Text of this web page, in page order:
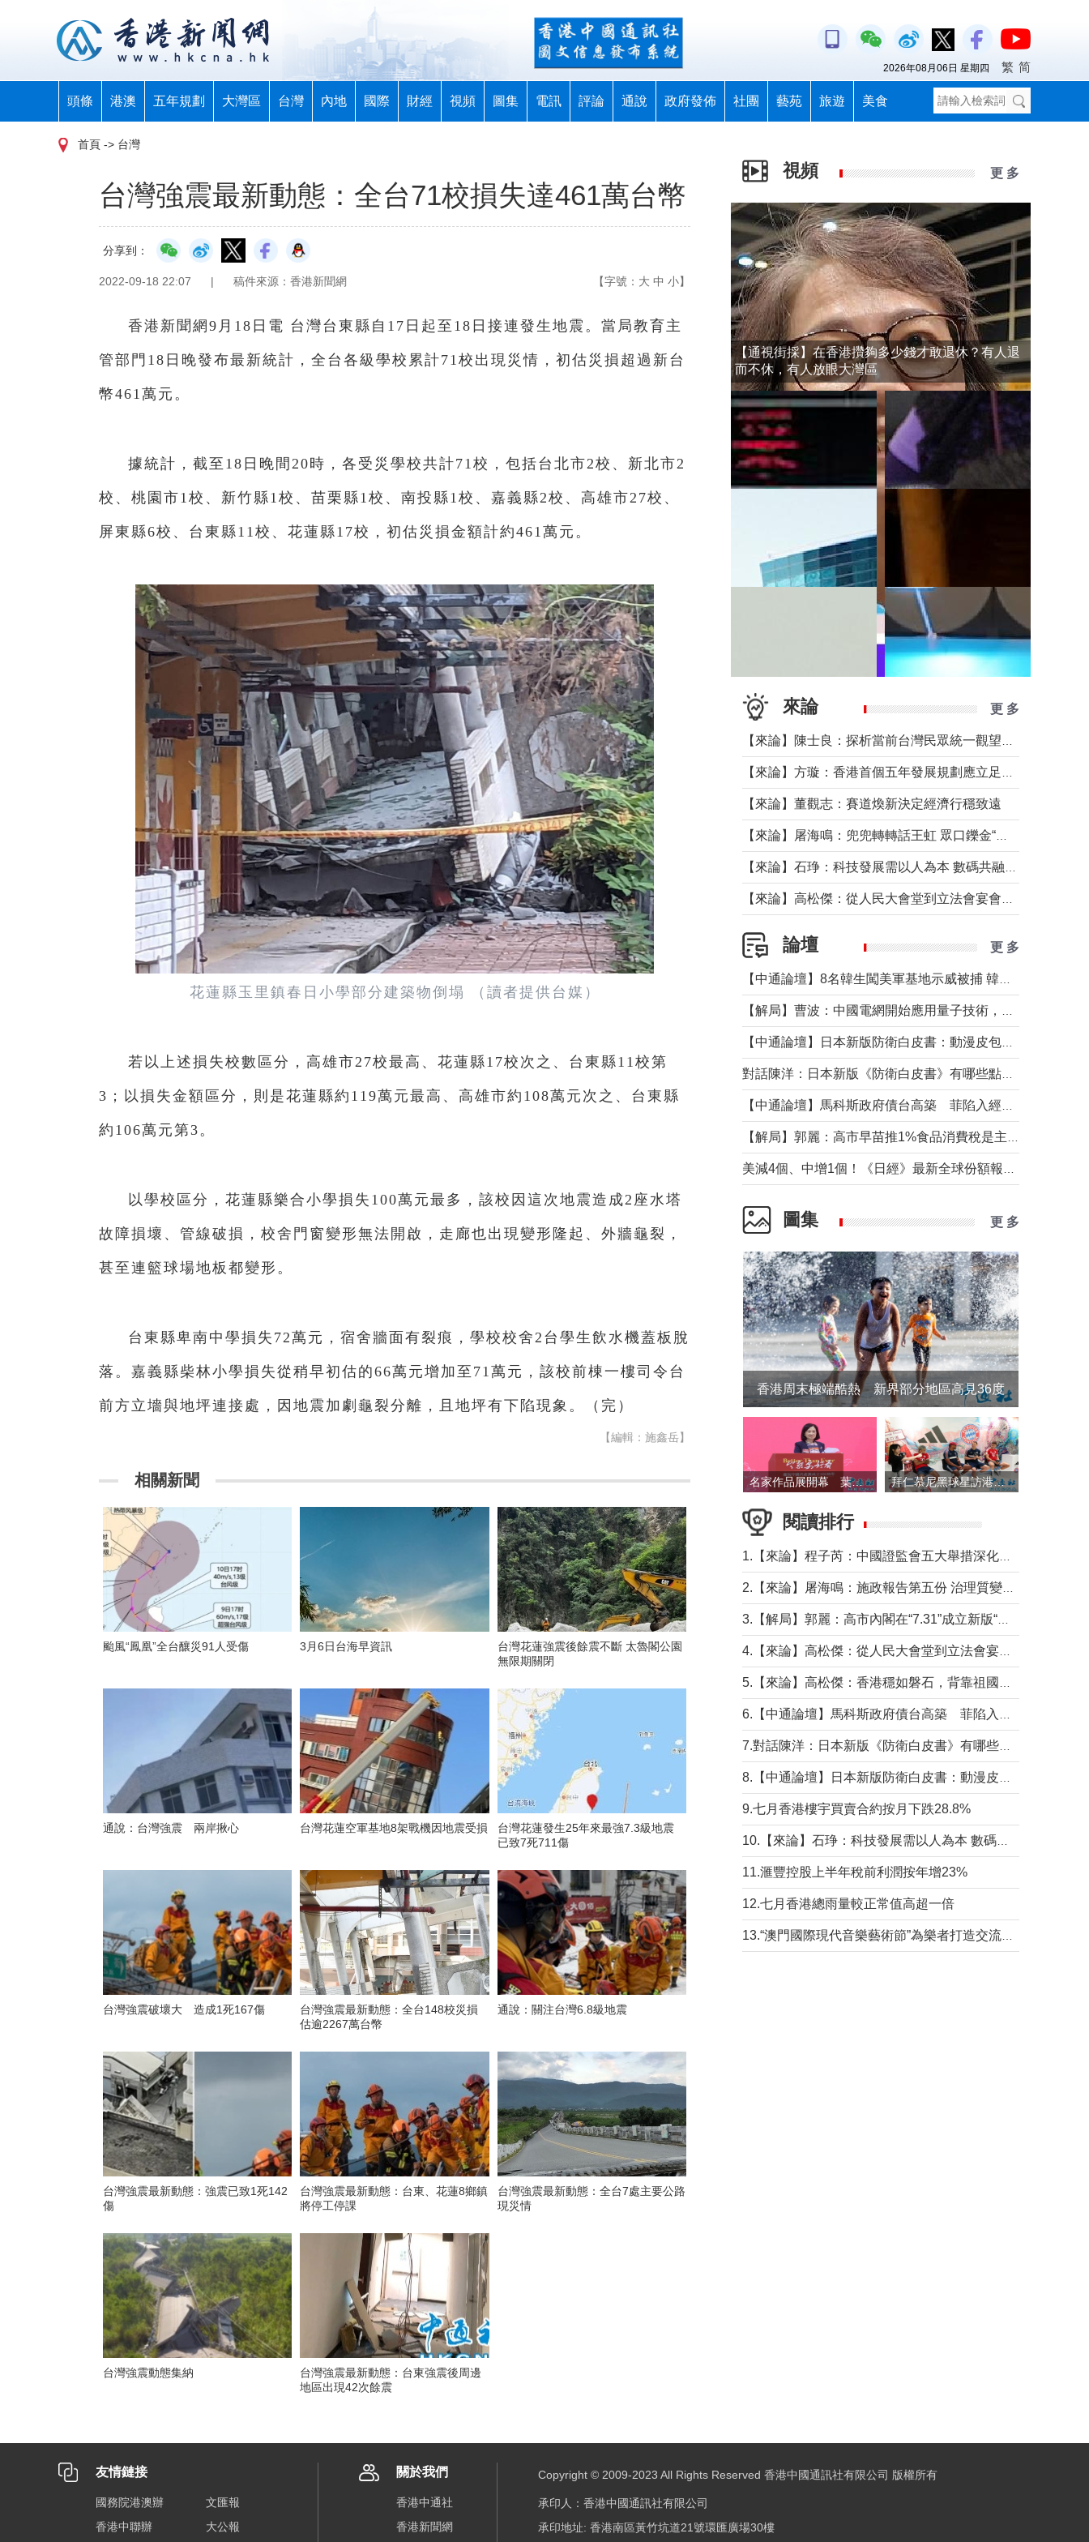
頭條 港澳 五年規劃 大灣區 台灣 內地 國際 財經 視頻 圖集 電訊 評論 通說 政府發佈 社團 藝苑 旅遊 美食
2026年08月06日 星期四 繁 简
首頁 -> 台灣
台灣強震最新動態：全台71校損失達461萬台幣
分享到：
2022-09-18 22:07 | 稿件來源：香港新聞網 【字號： 大 中 小】
香港新聞網9月18日電 台灣台東縣自17日起至18日接連發生地震。當局教育主
管部門18日晚發布最新統計，全台各級學校累計71校出現災情，初估災損超過新台
幣461萬元。
據統計，截至18日晚間20時，各受災學校共計71校，包括台北市2校、新北市2
校、桃園市1校、新竹縣1校、苗栗縣1校、南投縣1校、嘉義縣2校、高雄市27校、
屏東縣6校、台東縣11校、花蓮縣17校，初估災損金額計約461萬元。
花蓮縣玉里鎮春日小學部分建築物倒塌 （讀者提供台媒）
若以上述損失校數區分，高雄市27校最高、花蓮縣17校次之、台東縣11校第
3；以損失金額區分，則是花蓮縣約119萬元最高、高雄市約108萬元次之、台東縣
約106萬元第3。
以學校區分，花蓮縣樂合小學損失100萬元最多，該校因這次地震造成2座水塔
故障損壞、管線破損，校舍門窗變形無法開啟，走廊也出現變形隆起、外牆龜裂，
甚至連籃球場地板都變形。
台東縣卑南中學損失72萬元，宿舍牆面有裂痕，學校校舍2台學生飲水機蓋板脫
落。嘉義縣柴林小學損失從稍早初估的66萬元增加至71萬元，該校前棟一樓司令台
前方立墻與地坪連接處，因地震加劇龜裂分離，且地坪有下陷現象。（完）
【編輯：施鑫岳】
相關新聞
颱風“鳳凰”全台釀災91人受傷 3月6日台海早資訊
台灣花蓮強震後餘震不斷 太魯閣公園
無限期關閉
通說：台灣強震 兩岸揪心 台灣花蓮空軍基地8架戰機因地震受損
台灣花蓮發生25年來最強7.3級地震
已致7死711傷
台灣強震破壞大 造成1死167傷
台灣強震最新動態：全台148校災損
估逾2267萬台幣
通說：關注台灣6.8級地震
台灣強震最新動態：強震已致1死142
傷
台灣強震最新動態：台東、花蓮8鄉鎮
將停工停課
台灣強震最新動態：全台7處主要公路
現災情
台灣強震動態集納
台灣強震最新動態：台東強震後周邊
地區出現42次餘震
視頻 更 多
【通視街採】在香港攢夠多少錢才敢退休？有人退
而不休，有人放眼大灣區
來論 更 多
【來論】董觀志：賽道煥新決定經濟行穩致遠
論壇 更 多
圖集 更 多
香港周末極端酷熱 新界部分地區高見36度
名家作品展開幕 葉劉淑儀出席並致辭 拜仁慕尼黑球星訪港 與球迷近距離互動
閱讀排行
9.七月香港樓宇買賣合約按月下跌28.8%
11.滙豐控股上半年稅前利潤按年增23%
12.七月香港總雨量較正常值高超一倍
友情鏈接
國務院港澳辦
文匯報
香港中聯辦
大公報
關於我們
香港中通社
香港新聞網
Copyright © 2009-2023 All Rights Reserved 香港中國通訊社有限公司 版權所有
承印人：香港中國通訊社有限公司
承印地址: 香港南區黃竹坑道21號環匯廣場30樓